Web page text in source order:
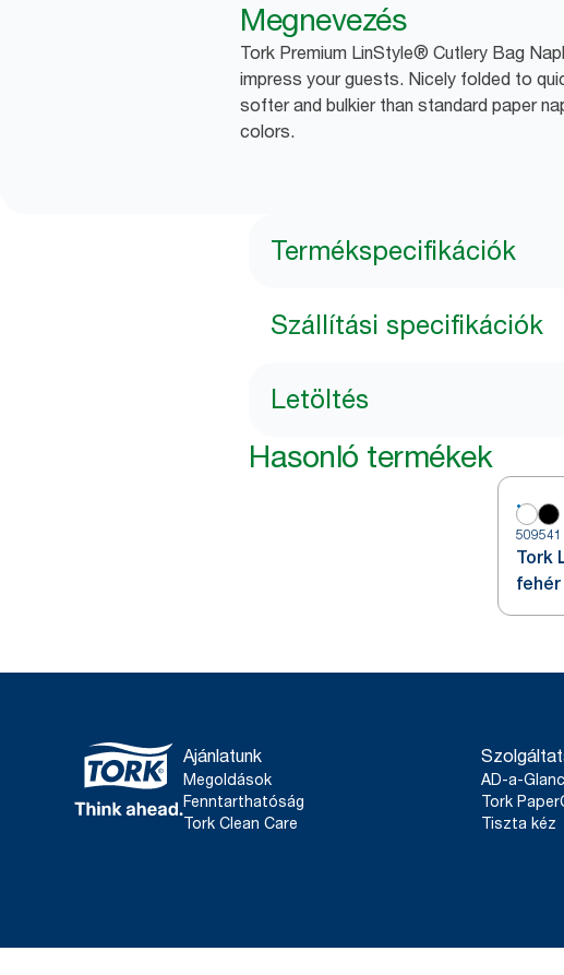
Megnevezés
Tork Premium LinStyle® Cutlery Bag
impress your guests. Nicely folded to
softer and bulkier than standard paper
colors.
Termékspecifikációk
Szállítási specifikációk
Letöltés
Hasonló termékek
509541
Tork
fehér
Ajánlatunk
Megoldások
Fenntarthatóság
Tork Clean Care
AD-a-
Tork
Tiszta kéz